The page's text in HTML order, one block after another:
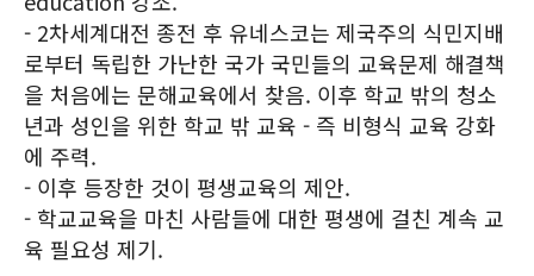
- 2차세계대전 종전 후 유네스코는 제국주의 식민지배
로부터 독립한 가난한 국가 국민들의 교육문제 해결책
을 처음에는 문해교육에서 찾음. 이후 학교 밖의 청소
년과 성인을 위한 학교 밖 교육 - 즉 비형식 교육 강화
에 주력.
- 이후 등장한 것이 평생교육의 제안.
- 학교교육을 마친 사람들에 대한 평생에 걸친 계속 교
육 필요성 제기.